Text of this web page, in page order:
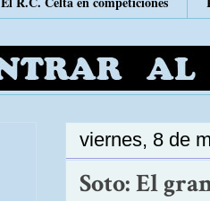
viernes, 8 de
Soto: El